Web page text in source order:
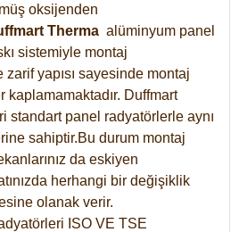
oksijenden
Therma alüminyum panel
sistemiyle montaj
yapısı sayesinde montaj
kaplamamaktadır. Duffmart
standart panel radyatörlerle aynı
sahiptir.Bu durum montaj
da eskiyen
herhangi bir değişiklik
olanak verir.
ISO VE TSE